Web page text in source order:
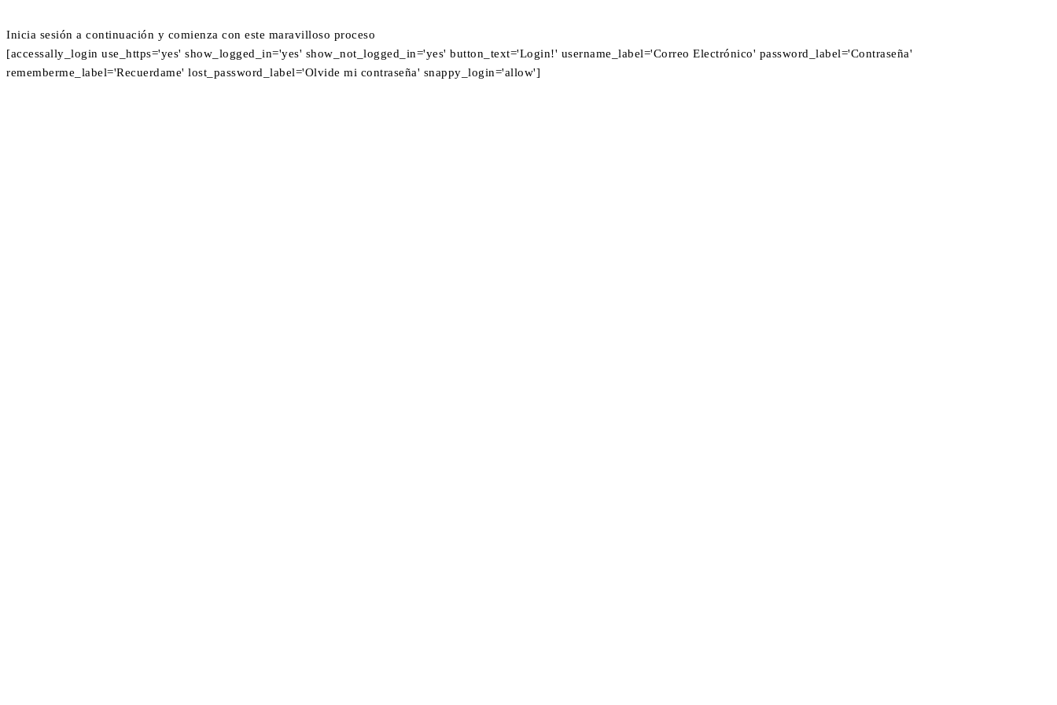
Inicia sesión a continuación y comienza con este maravilloso proceso
[accessally_login use_https='yes' show_logged_in='yes' show_not_logged_in='yes' button_text='Login!' username_label='Correo Electrónico' password_label='Contraseña'
rememberme_label='Recuerdame' lost_password_label='Olvide mi contraseña' snappy_login='allow']